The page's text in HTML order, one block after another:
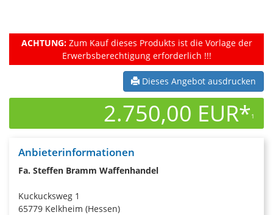
ACHTUNG:Zum Kauf dieses Produkts ist die Vorlage der
Erwerbsberechtigung erforderlich !!!
Dieses Angebot ausdrucken
2.750,00 EUR*1
Anbieterinformationen
Fa. Steffen Bramm Waffenhandel
Kuckucksweg 1
65779 Kelkheim (Hessen)